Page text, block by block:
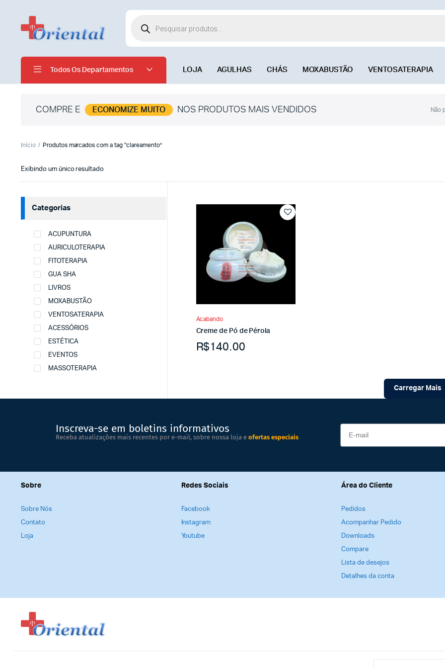
Todos Os Departamentos LOJA AGULHAS CHÁS MOXABUSTÃO VENTOSATERAPIA
COMPRE E ECONOMIZE MUITO NOS PRODUTOS MAIS VENDIDOS Não
Início Produtos marcados com a tag “clareamento”
Exibindo um único resultado
Creme de Pó de Pérola
R$140.00
Acabando
Carregar Mais
Categorias
ACUPUNTURA
AURICULOTERAPIA
FITOTERAPIA
GUA SHA
LIVROS
MOXABUSTÃO
VENTOSATERAPIA
ACESSÓRIOS
ESTÉTICA
EVENTOS
MASSOTERAPIA
Inscreva-se em boletins informativos
Receba atualizações mais recentes por e-mail, sobre nossa loja e ofertas especiais
Sobre
Sobre Nós
Contato
Loja
Redes Sociais
Facebook
Instagram
Youtube
Área do Cliente
Pedidos
Acompanhar Pedido
Downloads
Compare
Lista de desejos
Detalhes da conta